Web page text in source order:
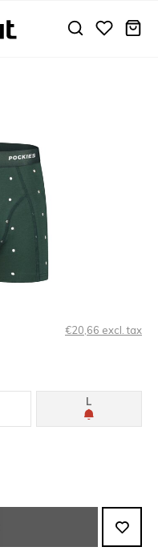
€20,66 excl. tax
L